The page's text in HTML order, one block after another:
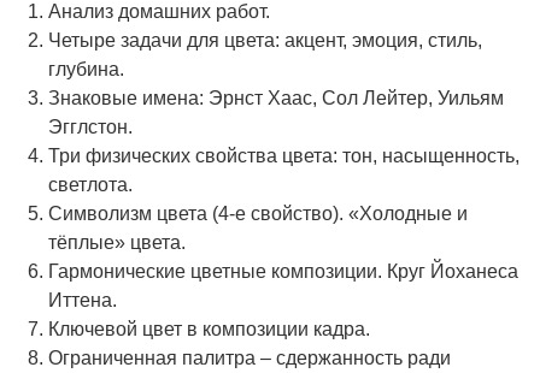
Анализ домашних работ.
Четыре задачи для цвета: акцент, эмоция, стиль,
глубина.
Знаковые имена: Эрнст Хаас, Сол Лейтер, Уильям
Эгглстон.
Три физических свойства цвета: тон, насыщенность,
светлота.
Символизм цвета (4-е свойство). «Холодные и
тёплые» цвета.
Гармонические цветные композиции. Круг Йоханеса
Иттена.
Ключевой цвет в композиции кадра.
Ограниченная палитра – сдержанность ради